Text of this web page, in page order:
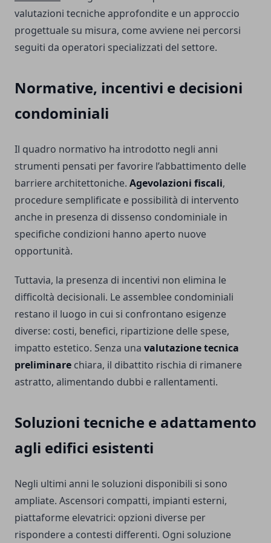
valutazioni tecniche approfondite e un approccio
progettuale su misura, come avviene nei percorsi
seguiti da operatori specializzati del settore.
Normative, incentivi e decisioni
condominiali
Il quadro normativo ha introdotto negli anni
strumenti pensati per favorire l’abbattimento delle
barriere architettoniche. Agevolazioni fiscali,
procedure semplificate e possibilità di intervento
anche in presenza di dissenso condominiale in
specifiche condizioni hanno aperto nuove
opportunità.
Tuttavia, la presenza di incentivi non elimina le
difficoltà decisionali. Le assemblee condominiali
restano il luogo in cui si confrontano esigenze
diverse: costi, benefici, ripartizione delle spese,
impatto estetico. Senza una valutazione tecnica
preliminare chiara, il dibattito rischia di rimanere
astratto, alimentando dubbi e rallentamenti.
Soluzioni tecniche e adattamento
agli edifici esistenti
Negli ultimi anni le soluzioni disponibili si sono
ampliate. Ascensori compatti, impianti esterni,
piattaforme elevatrici: opzioni diverse per
rispondere a contesti differenti. Ogni soluzione